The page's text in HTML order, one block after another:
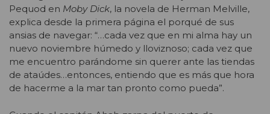
Pequod en Moby Dick, la novela de Herman Melville,
explica desde la primera página el porqué de sus
ansias de navegar: “…cada vez que en mi alma hay un
nuevo noviembre húmedo y lloviznoso; cada vez que
me encuentro parándome sin querer ante las tiendas
de ataúdes…entonces, entiendo que es más que hora
de hacerme a la mar tan pronto como pueda”.